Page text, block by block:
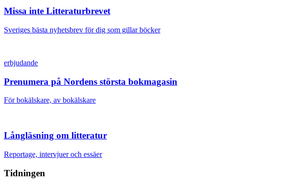
Missa inte Litteraturbrevet
Sveriges bästa nyhetsbrev för dig som gillar böcker
erbjudande
Prenumera på Nordens största bokmagasin
För bokälskare, av bokälskare
Långläsning om litteratur
Reportage, intervjuer och essäer
Tidningen